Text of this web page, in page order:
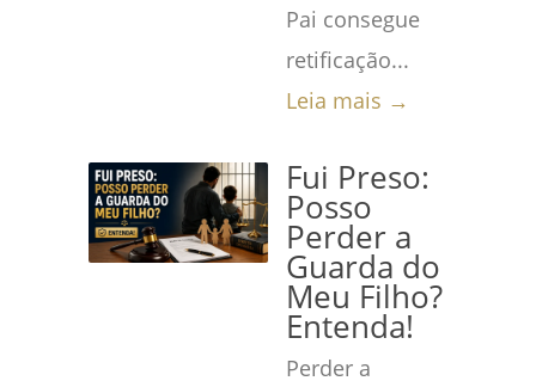
Pai consegue
retificação...
Leia mais →
Fui Preso:
Posso
Perder a
Guarda do
Meu Filho?
Entenda!
Perder a